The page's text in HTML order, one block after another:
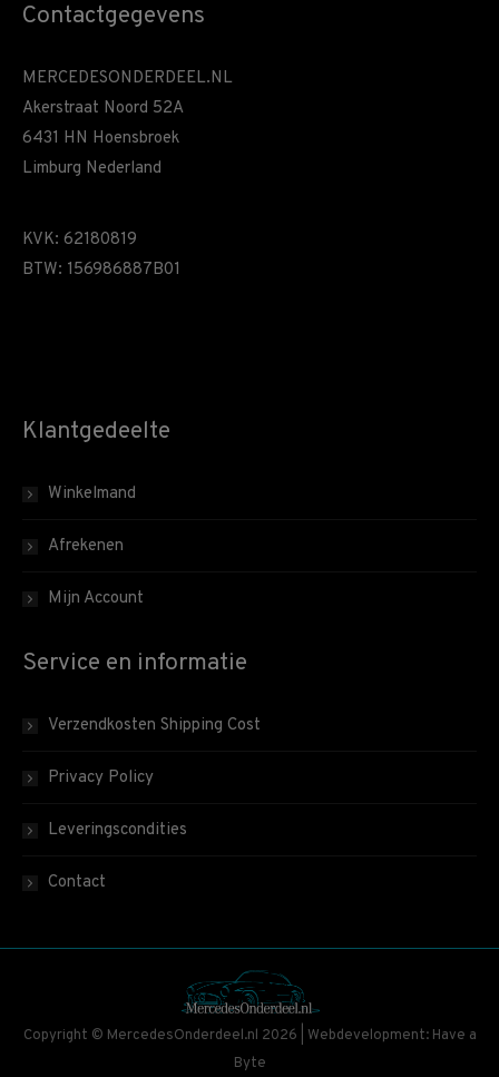
Contactgegevens
MERCEDESONDERDEEL.NL
Akerstraat Noord 52A
6431 HN Hoensbroek
Limburg Nederland
KVK: 62180819
BTW: 156986887B01
Klantgedeelte
Winkelmand
Afrekenen
Mijn Account
Service en informatie
Verzendkosten Shipping Cost
Privacy Policy
Leveringscondities
Contact
Copyright © MercedesOnderdeel.nl 2026 | Webdevelopment: Have a
Byte